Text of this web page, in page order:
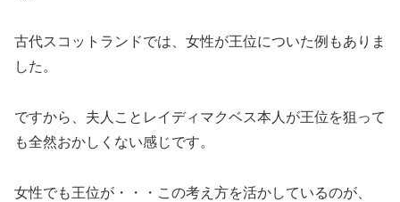
古代スコットランドでは、女性が王位についた例もありま
した。
ですから、夫人ことレイディマクベス本人が王位を狙って
も全然おかしくない感じです。
女性でも王位が・・・この考え方を活かしているのが、